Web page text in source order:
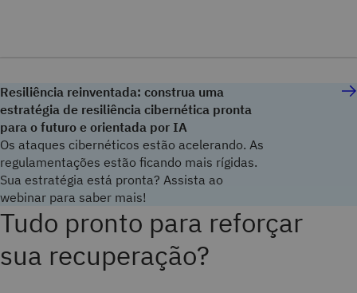
Resiliência reinventada: construa uma
estratégia de resiliência cibernética pronta
para o futuro e orientada por IA
Os ataques cibernéticos estão acelerando. As
regulamentações estão ficando mais rígidas.
Sua estratégia está pronta? Assista ao
webinar para saber mais!
Tudo pronto para reforçar
sua recuperação?